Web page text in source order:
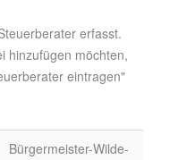
erfasst.
hinzufügen möchten,
eintragen"
Bürgermeister-Wilde-